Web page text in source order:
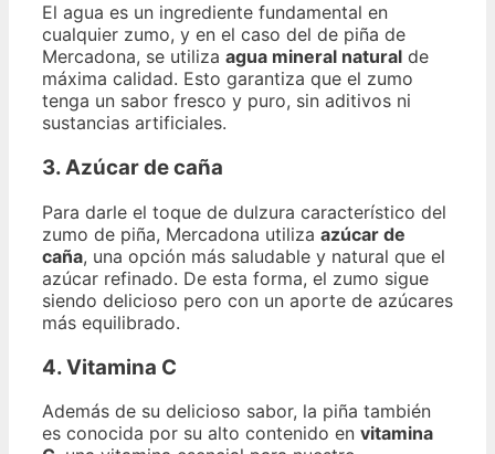
El agua es un ingrediente fundamental en
cualquier zumo, y en el caso del de piña de
Mercadona, se utiliza agua mineral natural de
máxima calidad. Esto garantiza que el zumo
tenga un sabor fresco y puro, sin aditivos ni
sustancias artificiales.
3. Azúcar de caña
Para darle el toque de dulzura característico del
zumo de piña, Mercadona utiliza azúcar de
caña, una opción más saludable y natural que el
azúcar refinado. De esta forma, el zumo sigue
siendo delicioso pero con un aporte de azúcares
más equilibrado.
4. Vitamina C
Además de su delicioso sabor, la piña también
es conocida por su alto contenido en vitamina